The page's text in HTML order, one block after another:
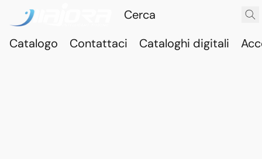
Catalogo Contattaci Cataloghi digitali